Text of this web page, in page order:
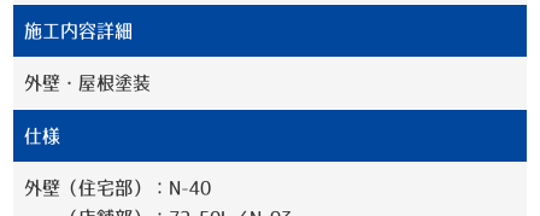
施工内容詳細
外壁・屋根塗装
仕様
外壁（住宅部）：N-40